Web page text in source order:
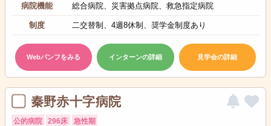
病院機能 総合病院、災害拠点病院、救急指定病院
制度 二交替制、4週8休制、奨学金制度あり
Webパンフをみる インターンの詳細 見学会の詳細
秦野赤十字病院
公的病院 296床 急性期